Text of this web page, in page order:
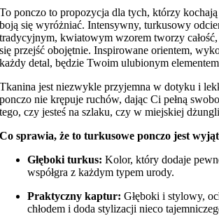
To ponczo to propozycja dla tych, którzy
boją się wyróżniać. Intensywny, turkusowy
tradycyjnym, kwiatowym wzorem tworzy
się przejść obojętnie. Inspirowane orientem,
każdy detal, będzie Twoim ulubionym
Tkanina jest niezwykle przyjemna w dotyku i
ponczo nie krępuje ruchów, dając Ci pełną
tego, czy jesteś na szlaku, czy w miejskiej
Co sprawia, że to turkusowe ponczo jest
Głęboki turkus: Kolor, który dodaje
współgra z każdym typem urody.
Praktyczny kaptur: Głęboki i stylowy,
chłodem i doda stylizacji nieco